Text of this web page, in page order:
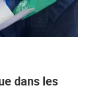
dans les